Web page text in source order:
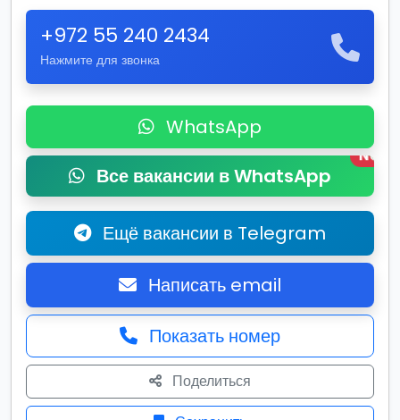
+972 55 240 2434
Нажмите для звонка
WhatsApp
Все вакансии в WhatsApp
New
Ещё вакансии в Telegram
Написать email
Показать номер
Поделиться